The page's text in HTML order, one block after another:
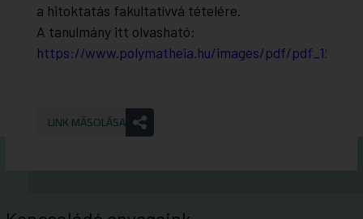
a hitoktatás fakultatívvá tételére.
A tanulmány itt olvasható:
https://www.polymatheia.hu/images/pdf/
LINK MÁSOLÁSA